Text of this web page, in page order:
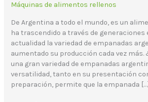
Máquinas de alimentos rellenos
De Argentina a todo el mundo, es un
ha trascendido a través de generaciones
actualidad la variedad de empanadas
aumentado su producción cada vez más.
una gran variedad de empanadas
versatilidad, tanto en su presentación
preparación, permite que la empanada […]